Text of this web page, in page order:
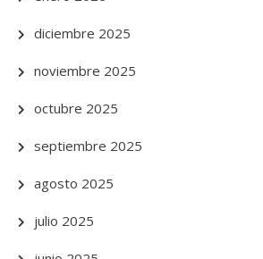
diciembre 2025
noviembre 2025
octubre 2025
septiembre 2025
agosto 2025
julio 2025